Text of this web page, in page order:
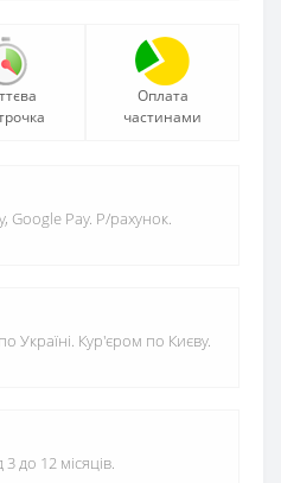
Оплата
частинами
Google Pay. Р/рахунок.
Кур'єром по Києву.
до 12 місяців.